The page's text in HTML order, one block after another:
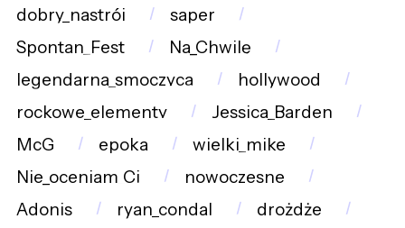
dobry_nastrój
saper
Spontan_Fest
Na_Chwilę
legendarna_smoczyca
hollywood
rockowe_elementy
Jessica_Barden
McG
epoka
wielki_mike
Nie_oceniam_Ci
nowoczesne
Adonis
ryan_condal drożdże